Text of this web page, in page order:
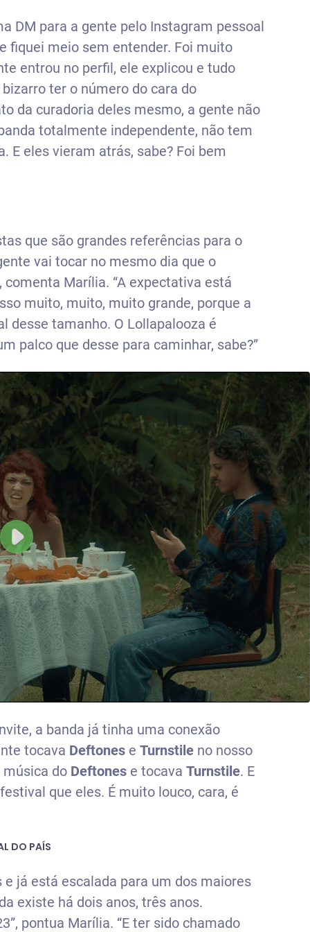
DM para a gente pelo Instagram pessoal
fiquei meio sem entender. Foi muito
entrou no perfil, ele explicou e tudo
ter o número do cara do
da curadoria deles mesmo, a gente não
totalmente independente, não tem
E eles vieram atrás, sabe? Foi bem
que são grandes referências para o
vai tocar no mesmo dia que o
Marília. “A expectativa está
muito, muito, muito grande, porque a
desse tamanho. O Lollapalooza é
palco que desse para caminhar, sabe?”
a banda já tinha uma conexão
tocava Deftones e Turnstile no nosso
do Deftones e tocava Turnstile. E
que eles. É muito louco, cara, é
DO PAÍS
já está escalada para um dos maiores
existe há dois anos, três anos.
pontua Marília. “E ter sido chamado